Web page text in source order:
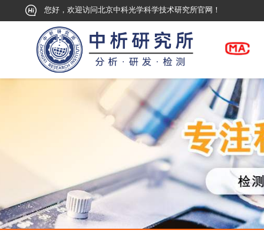
您好，欢迎访问北京中科光学科学技术研究所官网！